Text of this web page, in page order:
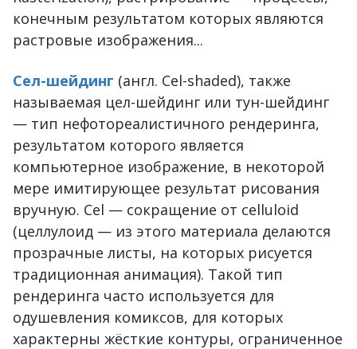
конечным результатом которых являются
растровые изображения...
Сел-шейдинг (англ. Cel-shaded), также
называемая цел-шейдинг или тун-шейдинг
— тип нефотореалистичного рендеринга,
результатом которого является
компьютерное изображение, в некоторой
мере имитирующее результат рисования
вручную. Cel — сокращение от celluloid
(целлулоид — из этого материала делаются
прозрачные листы, на которых рисуется
традиционная анимация). Такой тип
рендеринга часто используется для
одушевления комиксов, для которых
характерны жёсткие контуры, ограниченное